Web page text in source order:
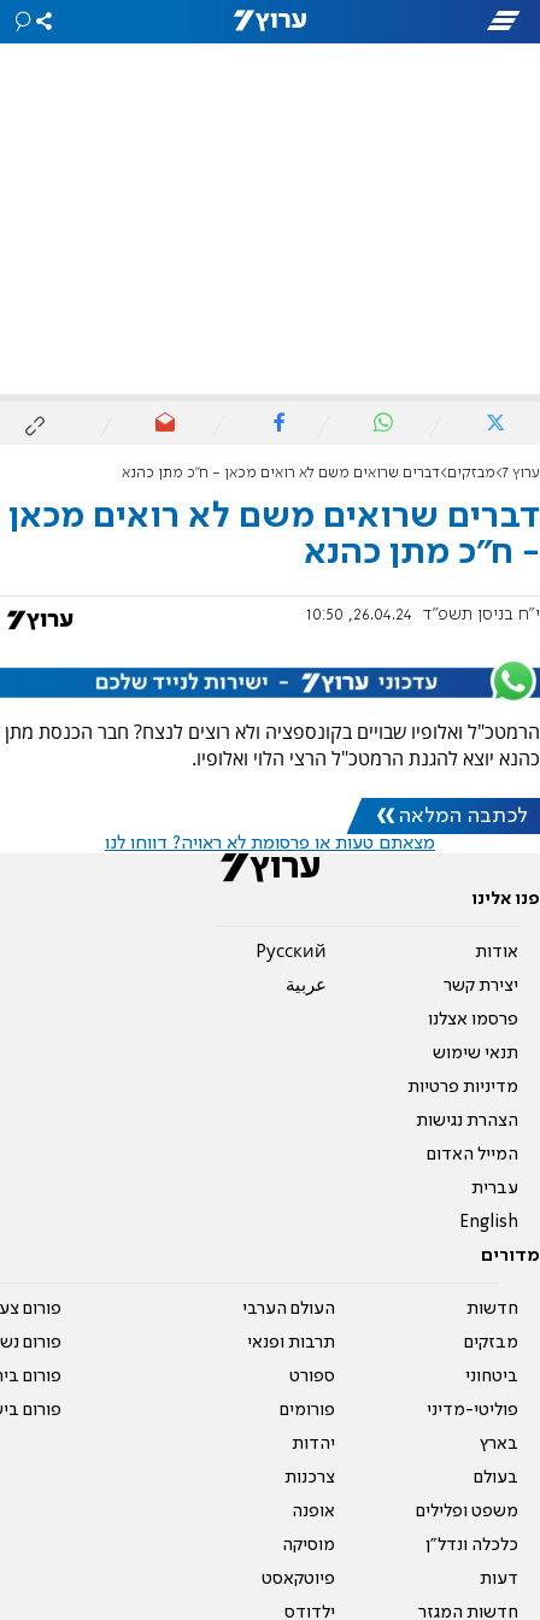
ערוץ 7 מבזקים דברים שרואים משם לא רואים מכאן - ח"כ מתן כהנא
דברים שרואים משם לא רואים מכאן
- ח"כ מתן כהנא
י"ח בניסן תשפ"ד 26.04.24, 10:50
הרמטכ"ל ואלופיו שבויים בקונספציה ולא רוצים לנצח? חבר הכנסת מתן
כהנא יוצא להגנת הרמטכ"ל הרצי הלוי ואלופיו.
לכתבה המלאה
מצאתם טעות או פרסומת לא ראויה? דווחו לנו
פנו אלינו
אודות
יצירת קשר
פרסמו אצלנו
תנאי שימוש
מדיניות פרטיות
הצהרת נגישות
המייל האדום
עברית
English
Pусский
عربية
מדורים
חדשות
מבזקים
ביטחוני
פוליטי-מדיני
בארץ
בעולם
משפט ופלילים
כלכלה ונדל"ן
דעות
חדשות המגזר
העולם הערבי
תרבות ופנאי
ספורט
פורומים
יהדות
צרכנות
אופנה
מוסיקה
פיוטקאסט
ילדודס
פורום
פורום
פורום
פורום